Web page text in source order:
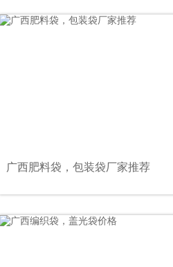
广西肥料袋，包装袋厂家推荐